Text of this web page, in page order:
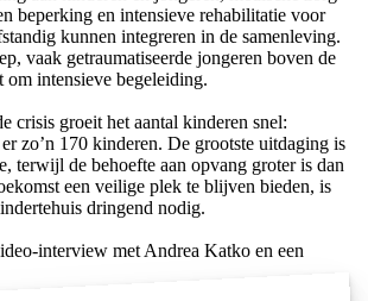
beperking en intensieve rehabilitatie voor
kunnen integreren in de samenleving.
vaak getraumatiseerde jongeren boven de
om intensieve begeleiding.
crisis groeit het aantal kinderen snel:
zo’n 170 kinderen. De grootste uitdaging is
terwijl de behoefte aan opvang groter is dan
een veilige plek te blijven bieden, is
dringend nodig.
interview met Andrea Katko en een